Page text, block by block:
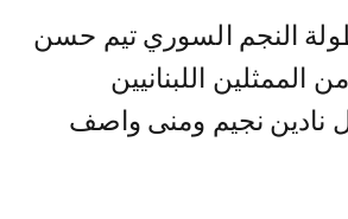
النجم السوري تيم حسن
الممثلين اللبنانيين
نادين نجيم ومنى واصف